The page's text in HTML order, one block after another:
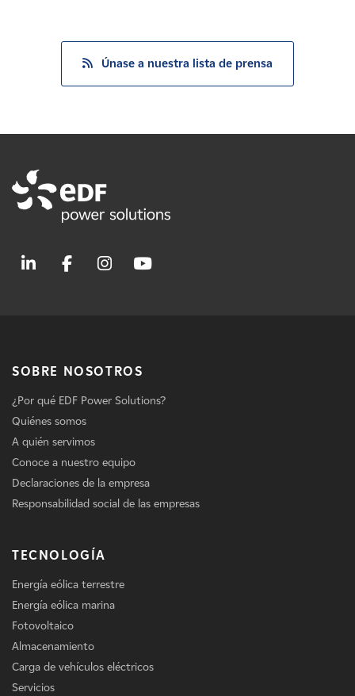
Únase a nuestra lista de prensa
SOBRE NOSOTROS
¿Por qué EDF Power Solutions?
Quiénes somos
A quién servimos
Conoce a nuestro equipo
Declaraciones de la empresa
Responsabilidad social de las empresas
TECNOLOGÍA
Energía eólica terrestre
Energía eólica marina
Fotovoltaico
Almacenamiento
Carga de vehículos eléctricos
Servicios